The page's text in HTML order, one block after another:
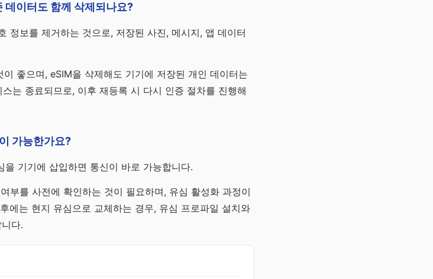
데이터도 함께 삭제되나요?
정보를 제거하는 것으로, 저장된 사진, 메시지, 앱 데이터
좋으며, eSIM을 삭제해도 기기에 저장된 개인 데이터는
는 종료되므로, 이후 재등록 시 다시 인증 절차를 진행해
가능한가요?
기기에 삽입하면 통신이 바로 가능합니다.
부를 사전에 확인하는 것이 필요하며, 유심 활성화 과정이
에는 현지 유심으로 교체하는 경우, 유심 프로파일 설치와
다.